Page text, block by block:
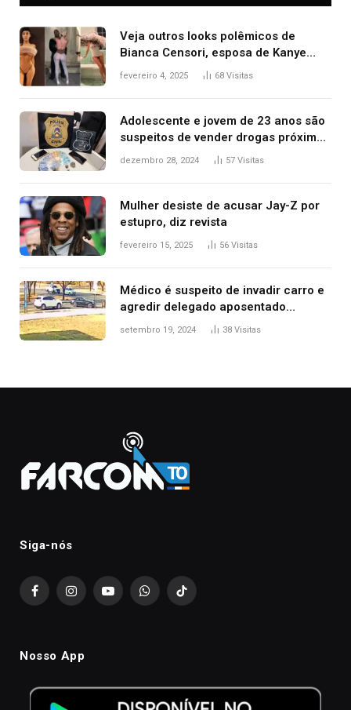
Veja outros looks polêmicos de
Bianca Censori, esposa de Kanye
West que apareceu nua no Grammy
fevereiro 4, 2025 68 Visitas
Adolescente e jovem de 23 anos são
suspeitos de vender drogas próximo
de delegacia e escola, diz polícia
dezembro 28, 2024 57 Visitas
Mulher desiste de acusar Jay-Z por
estupro, diz revista
fevereiro 15, 2025 56 Visitas
Médico é suspeito de invadir carro e
agredir delegado aposentado
durante confusão no trânsito
setembro 19, 2024 38 Visitas
Siga-nós
FacebookInstagramYouTubeWhatsAppTikTok
Nosso App